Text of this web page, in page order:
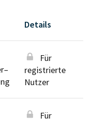
Details
Für
registrierte
Nutzer
Für